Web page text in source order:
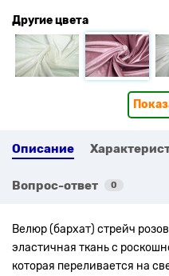
Другие цвета
Описание
Вопрос-ответ 0
Велюр (бархат) стрейч
эластичная ткань с
которая переливается на